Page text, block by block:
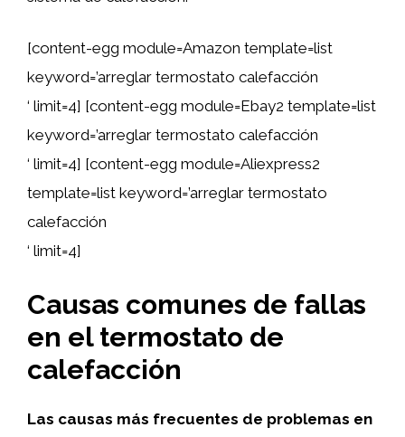
[content-egg module=Amazon template=list
keyword=’arreglar termostato calefacción
‘ limit=4] [content-egg module=Ebay2 template=list
keyword=’arreglar termostato calefacción
‘ limit=4] [content-egg module=Aliexpress2
template=list keyword=’arreglar termostato
calefacción
‘ limit=4]
Causas comunes de fallas
en el termostato de
calefacción
Las causas más frecuentes de problemas en